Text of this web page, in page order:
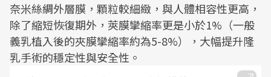
奈米絲綢外層膜，顆粒較細緻，與人體相容性更高，
除了縮短恢復期外，莢膜攣縮率更是小於1%（一般
義乳植入後的夾膜攣縮率約為5-8%），大幅提升隆
乳手術的穩定性與安全性。